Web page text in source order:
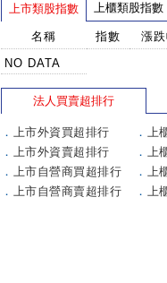
上市類股指數 上櫃類股指數
名稱 指數 漲
NO DATA
法人買賣超排行
． 上市外資買超排行
． 上市外資賣超排行
． 上市自營商買超排行
． 上市自營商賣超排行
． 上
． 上
． 上
． 上